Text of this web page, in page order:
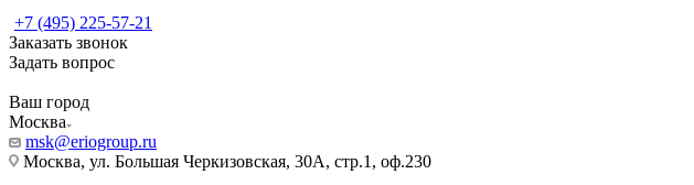
+7 (495) 225-57-21
Заказать звонок
Задать вопрос
Ваш город
Москва
msk@eriogroup.ru
Москва, ул. Большая Черкизовская, 30А, стр.1, оф.230